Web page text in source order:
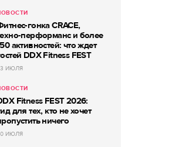
гонка CRACE,
перформанс и более
активностей: что ждет
DDX Fitness FEST
ИЮЛЯ
Fitness FEST 2026:
для тех, кто не хочет
ничего
ИЮЛЯ